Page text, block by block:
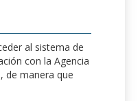
al sistema de
con la Agencia
de manera que